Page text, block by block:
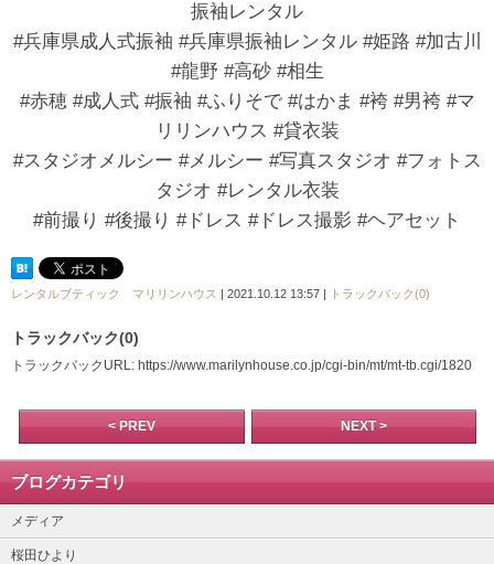
振袖レンタル
#兵庫県成人式振袖 #兵庫県振袖レンタル #姫路 #加古川
#龍野 #高砂 #相生
#赤穂 #成人式 #振袖 #ふりそで #はかま #袴 #男袴 #マ
リリンハウス #貸衣装
#スタジオメルシー #メルシー #写真スタジオ #フォトス
タジオ #レンタル衣装
#前撮り #後撮り #ドレス #ドレス撮影 #ヘアセット
レンタルブティック マリリンハウス | 2021.10.12 13:57 | トラックバック(0)
トラックバック(0)
トラックバックURL: https://www.marilynhouse.co.jp/cgi-bin/mt/mt-tb.cgi/1820
< PREV NEXT >
ブログカテゴリ
メディア
桜田ひより